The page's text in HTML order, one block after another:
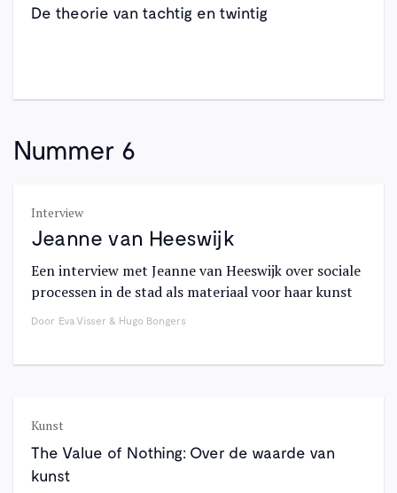
De theorie van tachtig en twintig
Nummer 6
Interview
Jeanne van Heeswijk
Een interview met Jeanne van Heeswijk over sociale
processen in de stad als materiaal voor haar kunst
Door Eva Visser & Hugo Bongers
Kunst
The Value of Nothing: Over de waarde van
kunst